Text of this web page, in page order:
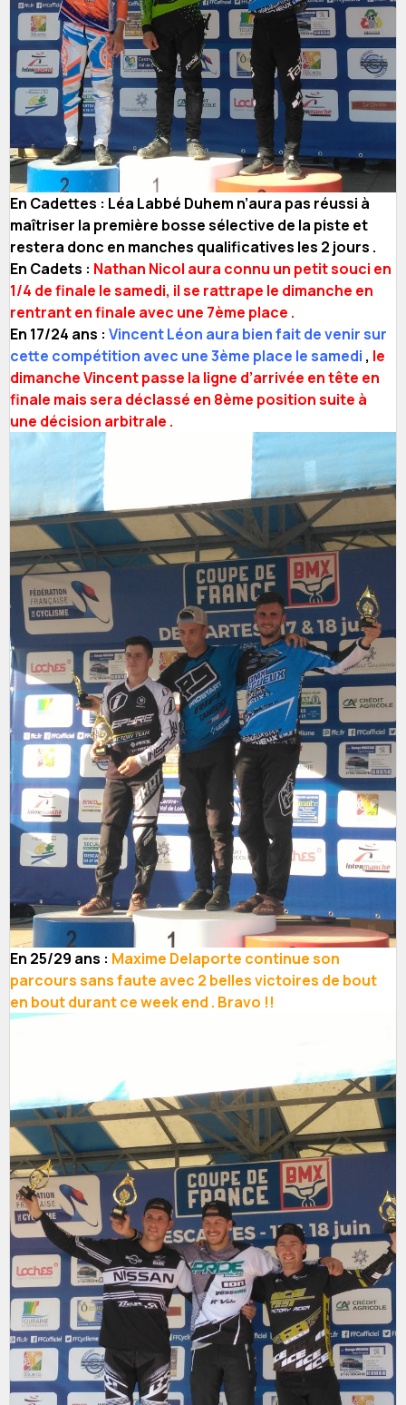
En Cadettes : Léa Labbé Duhem n’aura pas réussi à
maîtriser la première bosse sélective de la piste et
restera donc en manches qualificatives les 2 jours .
En Cadets : Nathan Nicol aura connu un petit souci en
1/4 de finale le samedi, il se rattrape le dimanche en
rentrant en finale avec une 7ème place .
En 17/24 ans : Vincent Léon aura bien fait de venir sur
cette compétition avec une 3ème place le samedi , le
dimanche Vincent passe la ligne d’arrivée en tête en
finale mais sera déclassé en 8ème position suite à
une décision arbitrale .
En 25/29 ans : Maxime Delaporte continue son
parcours sans faute avec 2 belles victoires de bout
en bout durant ce week end . Bravo !!